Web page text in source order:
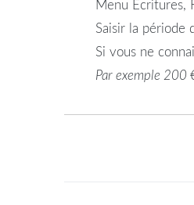
Menu Ecritures,
Saisir la période
Si vous ne
Par exemple